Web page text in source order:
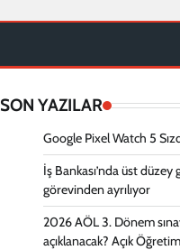
SON YAZILAR
Google Pixel Watch 5
İş Bankası’nda üst
görevinden ayrılıyor
2026 AÖL 3. Dönem
açıklanacak? Açık